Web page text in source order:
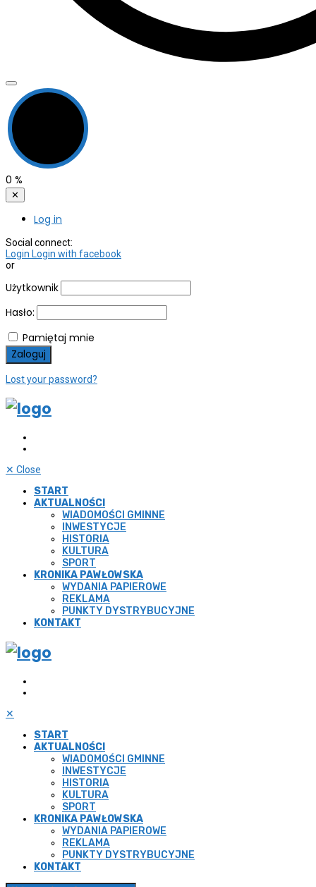
0 %
✕
Log in
Social connect:
Login Login with facebook
or
Użytkownik
Hasło:
Pamiętaj mnie
Lost your password?
✕ Close
START
AKTUALNOŚCI
WIADOMOŚCI GMINNE
INWESTYCJE
HISTORIA
KULTURA
SPORT
KRONIKA PAWŁOWSKA
WYDANIA PAPIEROWE
REKLAMA
PUNKTY DYSTRYBUCYJNE
KONTAKT
✕
START
AKTUALNOŚCI
WIADOMOŚCI GMINNE
INWESTYCJE
HISTORIA
KULTURA
SPORT
KRONIKA PAWŁOWSKA
WYDANIA PAPIEROWE
REKLAMA
PUNKTY DYSTRYBUCYJNE
KONTAKT